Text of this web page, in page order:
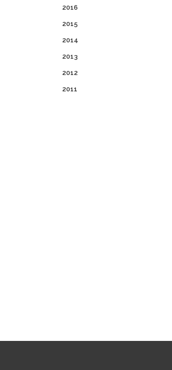
2016
2015
2014
2013
2012
2011